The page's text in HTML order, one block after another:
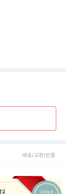
배송/교환/반품